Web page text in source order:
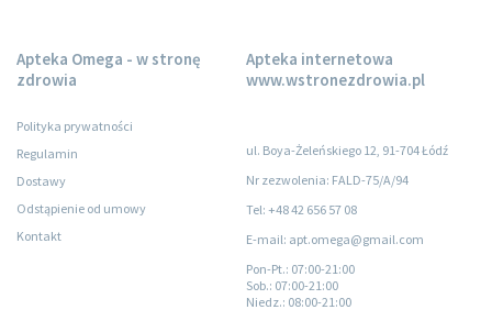
Apteka Omega - w stronę
zdrowia
Polityka prywatności
Regulamin
Dostawy
Odstąpienie od umowy
Kontakt
Apteka internetowa
www.wstronezdrowia.pl
ul. Boya-Żeleńskiego 12, 91-704 Łódź
Nr zezwolenia: FALD-75/A/94
Tel: +48 42 656 57 08
E-mail: apt.omega@gmail.com
Pon-Pt.: 07:00-21:00
Sob.: 07:00-21:00
Niedz.: 08:00-21:00